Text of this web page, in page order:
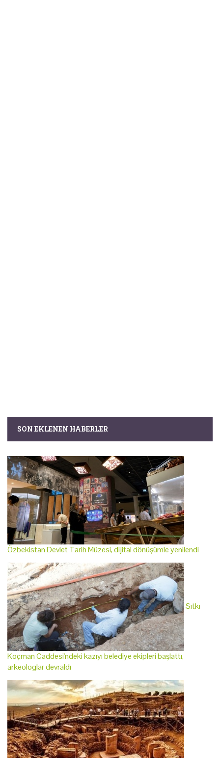
SON EKLENEN HABERLER
Özbekistan Devlet Tarih Müzesi, dijital dönüşümle yenilendi
Sıtkı
Koçman Caddesi'ndeki kazıyı belediye ekipleri başlattı,
arkeologlar devraldı